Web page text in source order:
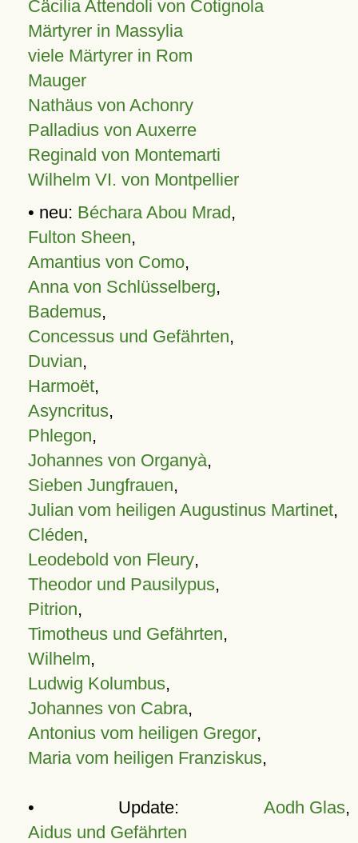
Cäcilia Attendoli von Cotignola
Märtyrer in Massylia
viele Märtyrer in Rom
Mauger
Nathäus von Achonry
Palladius von Auxerre
Reginald von Montemarti
Wilhelm VI. von Montpellier
• neu: Béchara Abou Mrad,
Fulton Sheen,
Amantius von Como,
Anna von Schlüsselberg,
Bademus,
Concessus und Gefährten,
Duvian,
Harmoët,
Asyncritus,
Phlegon,
Johannes von Organyà,
Sieben Jungfrauen,
Julian vom heiligen Augustinus Martinet,
Cléden,
Leodebold von Fleury,
Theodor und Pausilypus,
Pitrion,
Timotheus und Gefährten,
Wilhelm,
Ludwig Kolumbus,
Johannes von Cabra,
Antonius vom heiligen Gregor,
Maria vom heiligen Franziskus,
• Update: Aodh Glas,
Aidus und Gefährten